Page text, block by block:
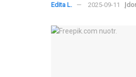
Edita L. 2025-09-11